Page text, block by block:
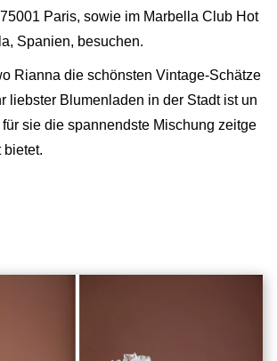
Paris, sowie im Marbella Club Hot
Spanien, besuchen.
Rianna die schönsten Vintage-Schätze
liebster Blumenladen in der Stadt ist un
sie die spannendste Mischung zeitge
bietet.